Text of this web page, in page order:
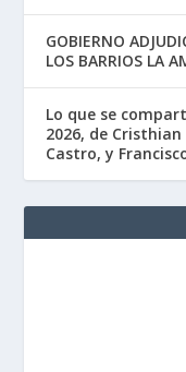
GOBIERNO
LOS BARRIOS LA
Lo que se
2026, de
Castro, y